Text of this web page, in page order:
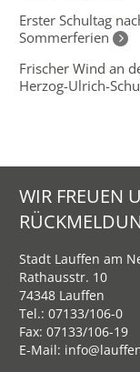
Erster Schultag
Sommerferien
Frischer Wind an
Herzog-Ulrich-
WIR FREUEN
Stadt Lauffen am
Rathausstr. 10
74348 Lauffen
Tel.: 07133/106-0
Fax: 07133/106-19
E-Mail: